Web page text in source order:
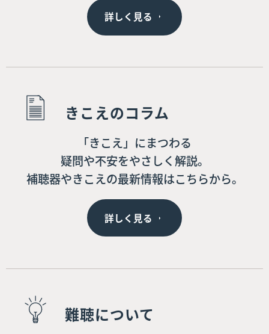
詳しく見る
きこえのコラム
「きこえ」にまつわる
疑問や不安をやさしく解説。
補聴器やきこえの最新情報はこちらから。
詳しく見る
難聴について